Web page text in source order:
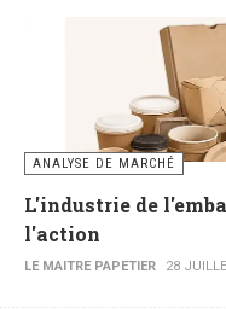
ANALYSE DE MARCHÉ
L'industrie de
l'action
LE MAITRE PAPETIER 28